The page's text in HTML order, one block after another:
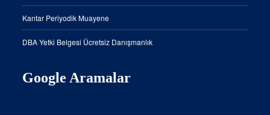
Kantar Periyodik Muayene
DBA Yetki Belgesi Ücretsiz Danışmanlık
Google Aramalar